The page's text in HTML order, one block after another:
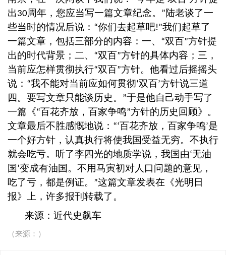
出 30周年，您应当写一篇文章纪念。 ”陆老谈了一
些当时的情况后说： “你们去起草吧!”我们起草了
一篇文章，包括三部分的内容：一、
“双百”方针提
出的时代背景；二、
“双百”方针的具体内容；三，
当前应怎样贯彻执行“双百”方针。他看过后摇摇头
说： “我不能对当前应如何贯彻‘双百’方针说三道
四。要写文章只能谈历史。
”于是他自己动手写了
一篇《“百花齐放，百家争鸣”方针的历史回顾》。
文章最后不胜感慨地说： “‘百花齐放，百家争鸣’是
一个好方针，认真执行将使我国受益无穷。不执行
就会吃亏。听了李四光的地质学说，我国由‘无油
国 ’变成有油国。不用马寅初对人口问题的意见，
吃了亏，都是例证。
”这篇文章发表在《光明日
报》上，许多报刊转载了。
来源：近代史飙车
（来源：）